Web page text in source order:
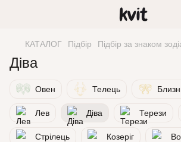
КАТАЛОГ Підбір Підбір за знаком
Діва
Овен Телець
Лев Діва Терези
Стрілець Козеріг